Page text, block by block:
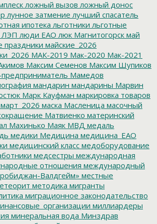
ложный вызов ложный донос
лунное затмение лучший спасатель
ипотека льготники льготные
ЛЭП люди ЕАО люк Магнитогорск май
праздники майские_2026
МАК-2019 Мак-2020 Мак-2021
Максим Семенов Максим Шупиков
Мамедов
мандарин мандарины Марвин
Марк Кауфман маркировка товаров
март_2026 маска Масленица масочный
Матвиенко материнский
Махинько Маяк МВД медаль
медики Медицина медицина_ЕАО
медицинский класс медоборудование
медсестры международная
отношения международный
Валдгейм» местные
методика мигранты
миграционное законодательство
миллиардеры
минеральная вода Минздрав